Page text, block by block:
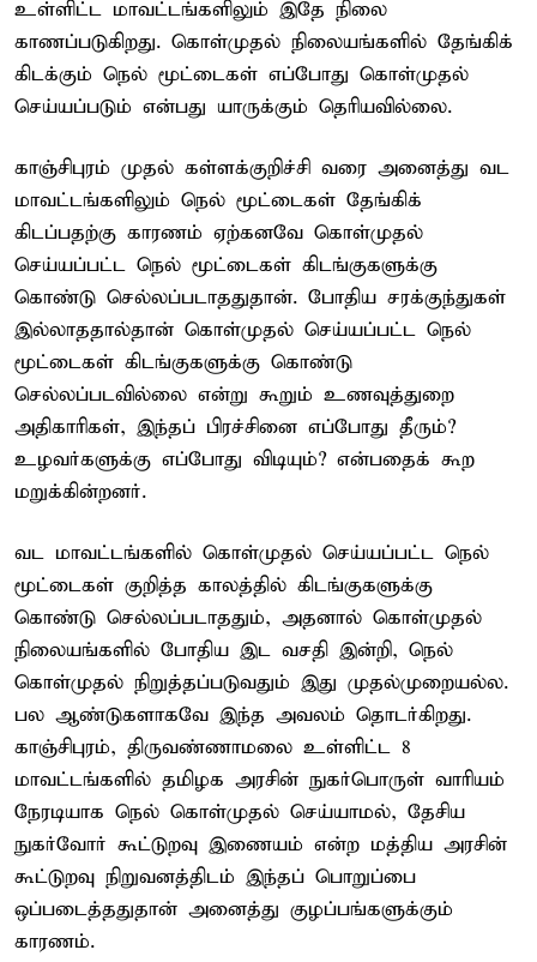
உள்ளிட்ட மாவட்டங்களிலும் இதே நிலை
காணப்படுகிறது. கொள்முதல் நிலையங்களில் தேங்கிக்
கிடக்கும் நெல் மூட்டைகள் எப்போது கொள்முதல்
செய்யப்படும் என்பது யாருக்கும் தெரியவில்லை.
காஞ்சிபுரம் முதல் கள்ளக்குறிச்சி வரை அனைத்து வட
மாவட்டங்களிலும் நெல் மூட்டைகள் தேங்கிக்
கிடப்பதற்கு காரணம் ஏற்கனவே கொள்முதல்
செய்யப்பட்ட நெல் மூட்டைகள் கிடங்குகளுக்கு
கொண்டு செல்லப்படாததுதான். போதிய சரக்குந்துகள்
இல்லாததால்தான் கொள்முதல் செய்யப்பட்ட நெல்
மூட்டைகள் கிடங்குகளுக்கு கொண்டு
செல்லப்படவில்லை என்று கூறும் உணவுத்துறை
அதிகாரிகள், இந்தப் பிரச்சினை எப்போது தீரும்?
உழவர்களுக்கு எப்போது விடியும்? என்பதைக் கூற
மறுக்கின்றனர்.
வட மாவட்டங்களில் கொள்முதல் செய்யப்பட்ட நெல்
மூட்டைகள் குறித்த காலத்தில் கிடங்குகளுக்கு
கொண்டு செல்லப்படாததும், அதனால் கொள்முதல்
நிலையங்களில் போதிய இட வசதி இன்றி, நெல்
கொள்முதல் நிறுத்தப்படுவதும் இது முதல்முறையல்ல.
பல ஆண்டுகளாகவே இந்த அவலம் தொடர்கிறது.
காஞ்சிபுரம், திருவண்ணாமலை உள்ளிட்ட 8
மாவட்டங்களில் தமிழக அரசின் நுகர்பொருள் வாரியம்
நேரடியாக நெல் கொள்முதல் செய்யாமல், தேசிய
நுகர்வோர் கூட்டுறவு இணையம் என்ற மத்திய அரசின்
கூட்டுறவு நிறுவனத்திடம் இந்தப் பொறுப்பை
ஒப்படைத்ததுதான் அனைத்து குழப்பங்களுக்கும்
காரணம்.